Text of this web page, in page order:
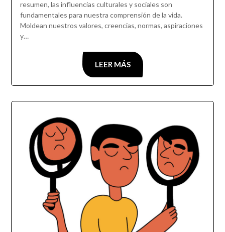
resumen, las influencias culturales y sociales son
fundamentales para nuestra comprensión de la vida.
Moldean nuestros valores, creencias, normas, aspiraciones
y…
LEER MÁS